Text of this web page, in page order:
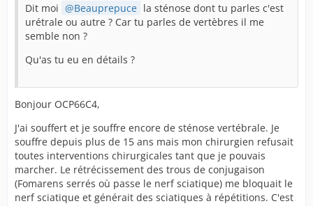
Dit moi
Beauprepuce la sténose dont tu parles c'est
urétrale ou autre ? Car tu parles de vertèbres il me
semble non ?
Qu'as tu eu en détails ?
Bonjour OCP66C4,
J'ai souffert et je souffre encore de sténose vertébrale. Je
souffre depuis plus de 15 ans mais mon chirurgien refusait
toutes interventions chirurgicales tant que je pouvais
marcher. Le rétrécissement des trous de conjugaison
(Fomarens serrés où passe le nerf sciatique) me bloquait le
nerf sciatique et générait des sciatiques à répétitions. C'est